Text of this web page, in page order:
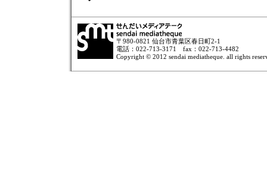
〒980-0821 仙台市青葉区春日町2-1
電話：022-713-3171 fax：022-713-4482
Copyright © 2012 sendai mediatheque. all rights